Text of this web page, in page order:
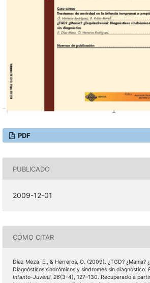
PDF
PUBLICADO
2009-12-01
CÓMO CITAR
Díaz Meza, E., & Herreros, O. (2009). ¿TGD? ¿Manía?
Diagnósticos sindrómicos y síndromes sin diagnóstico.
Infanto-Juvenil, 26(3-4), 127–130. Recuperado a